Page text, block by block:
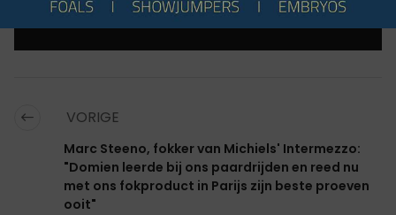
VORIGE
Marc Steeno, fokker van Michiels' Intermezzo:
"Domien leerde bij ons paardrijden en reed nu
met ons fokproduct in Parijs zijn beste proeven
ooit"